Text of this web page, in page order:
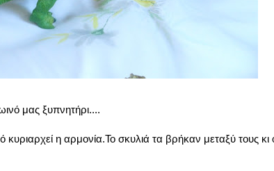
μας ξυπνητήρι....
κυριαρχεί η αρμονία.Το σκυλιά τα βρήκαν μεταξύ τους